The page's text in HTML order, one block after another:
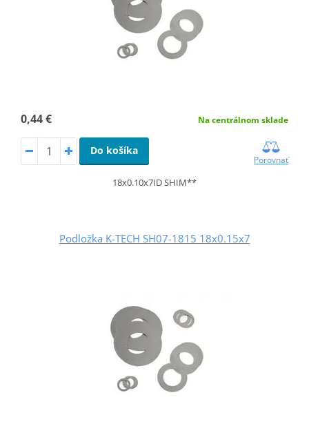
0,44 € Na centrálnom sklade
Do košíka
Porovnať
18x0.10x7ID SHIM**
Podložka K-TECH SH07-1815 18x0.15x7